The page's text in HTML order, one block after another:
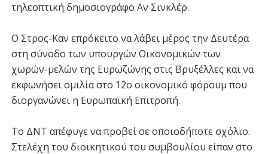
τηλεοπτική δημοσιογράφο Αν Σινκλέρ.
Ο Στρος-Καν επρόκειτο να λάβει μέρος την Δευτέρα
στη σύνοδο των υπουργών Οικονομικών των
χωρών-μελών της Ευρωζώνης στις Βρυξέλλες και να
εκφωνήσει ομιλία στο 12ο οικονομικό φόρουμ που
διοργανώνει η Ευρωπαϊκή Επιτροπή.
Το ΔΝΤ απέφυγε να προβεί σε οποιοδήποτε σχόλιο.
Στελέχη του διοικητικού του συμβουλίου είπαν στο